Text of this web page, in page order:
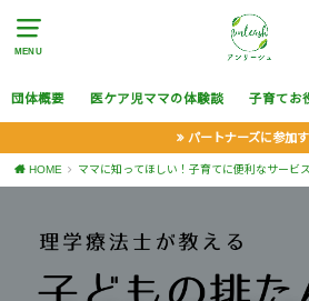
MENU
団体概要 医ケア児ママの体験談 子育てお
パートナーズに参加
HOME ママに知ってほしい！子育てに便利なサービス